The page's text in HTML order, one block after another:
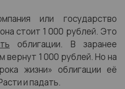
или государство
стоит 1 000 рублей. Это
облигации. В заранее
вернут 1 000 рублей. Но на
жизни» облигации её
и падать.